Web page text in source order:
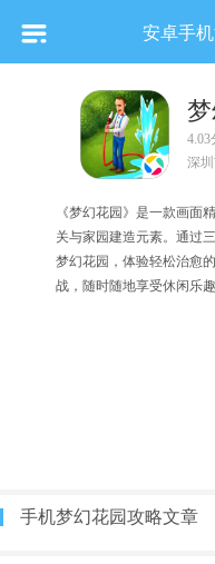
安卓手
4.03
深
《梦幻花园》是一款画面
关与家园建造元素。通过
梦幻花园，体验轻松治愈
战，随时随地享受休闲乐
手机梦幻花园攻略文章